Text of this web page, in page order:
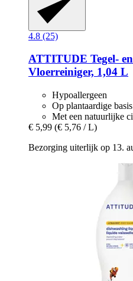
4.8 (25)
ATTITUDE Tegel-​
Vloerreiniger, 1,04 L
Hypoallergeen
Op plantaardige basis
Met een natuurlijke
€ 5,99 (€ 5,76 / L)
Bezorging uiterlijk op 13.